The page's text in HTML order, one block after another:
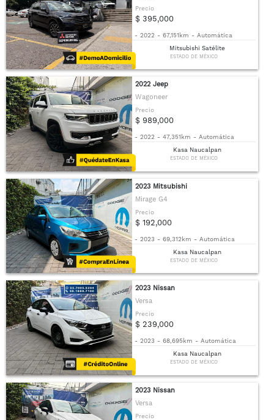
Precio
$ 395,000
- 2022 - 67,151km - Automática
Mitsubishi Satélite
ESTADO DE MÉXICO
2022 Jeep
Wagoneer
Precio
$ 989,000
- 2022 - 47,351km - Automática
Kasa Naucalpan
ESTADO DE MÉXICO
2023 Mitsubishi
Mirage G4
Precio
$ 192,000
- 2023 - 69,312km - Automática
Kasa Naucalpan
ESTADO DE MÉXICO
2023 Nissan
Versa
Precio
$ 239,000
- 2023 - 68,695km - Automática
Kasa Naucalpan
ESTADO DE MÉXICO
2023 Nissan
Versa
Precio